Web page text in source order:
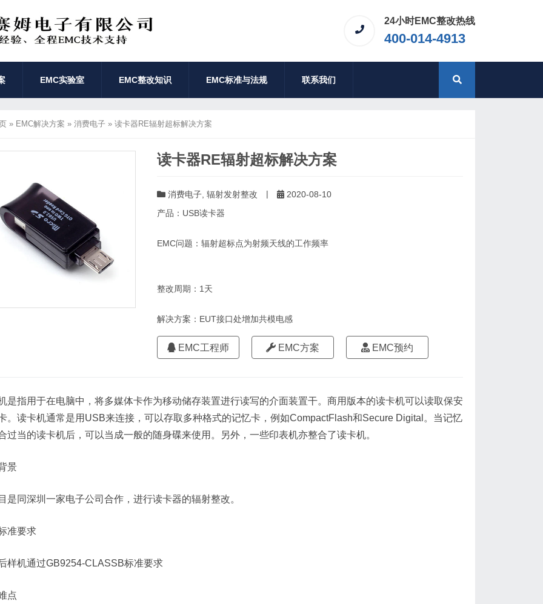
24小时EMC整改热线
400-014-4913
EMC实验室 EMC整改知识 EMC标准与法规 联系我们
» EMC解决方案 » 消费电子 » 读卡器RE辐射超标解决方案
读卡器RE辐射超标解决方案
消费电子 辐射发射整改 |
2020-08-10
产品：USB读卡器
EMC问题：辐射超标点为射频天线的工作频率
整改周期：1天
解决方案：EUT接口处增加共模电感
EMC工程师 EMC方案 EMC预约
是指用于在电脑中，将多媒体卡作为移动储存装置进行读写的介面装置干。商用版本的读卡机可以读取保安
。读卡机通常是用USB来连接，可以存取多种格式的记忆卡，例如CompactFlash和Secure Digital。当记忆
过当的读卡机后，可以当成一般的随身碟来使用。另外，一些印表机亦整合了读卡机。
景
是同深圳一家电子公司合作，进行读卡器的辐射整改。
准要求
样机通过GB9254-CLASSB标准要求
点